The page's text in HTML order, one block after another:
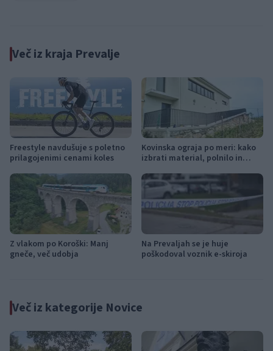
Več iz kraja Prevalje
Freestyle navdušuje s poletno
prilagojenimi cenami koles
Kovinska ograja po meri: kako
izbrati material, polnilo in
Z vlakom po Koroški: Manj
gneče, več udobja
Na Prevaljah se je huje
poškodoval voznik e-skiroja
Več iz kategorije Novice